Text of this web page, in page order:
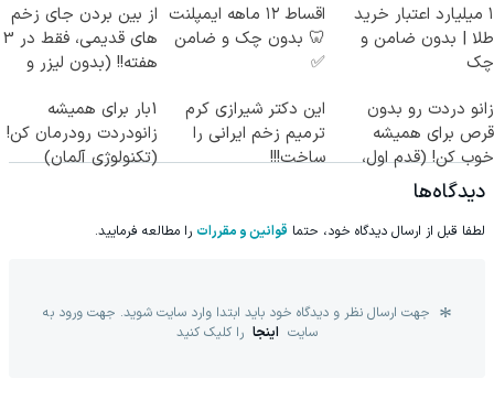
۱ میلیارد اعتبار خرید
طلا | بدون ضامن و
چک
اقساط ۱۲ ماهه ایمپلنت
🦷 بدون چک و ضامن
✅
از بین بردن جای زخم
های قدیمی، فقط در 3
هفته!! (بدون لیزر و
زانو دردت رو بدون
قرص برای همیشه
خوب کن! (قدم اول،
پرسش‌نامه)
این دکتر شیرازی کرم
ترمیم زخم ایرانی را
ساخت!!!
1بار برای همیشه
زانودردت رودرمان کن!
(تکنولوژی آلمان)
دیدگاه‌ها
لطفا قبل از ارسال دیدگاه خود، حتما قوانین و مقررات را مطالعه فرمایید.
جهت ارسال نظر و دیدگاه خود باید ابتدا وارد سایت شوید. جهت ورود به
سایت اینجا را کلیک کنید